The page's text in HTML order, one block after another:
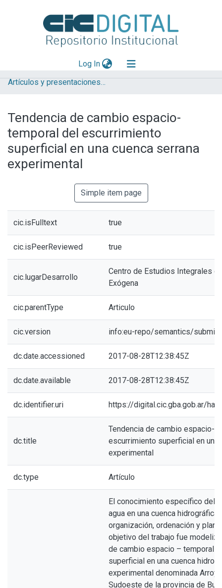
Log In(current)
Explorar
Aportar material
Statistics
Artículos y presentaciones en Congresos
Tendencia de cambio espacio-
temporal del escurrimiento
superficial en una cuenca serrana
experimental
Simple item page
cic.isFulltext true
cic.isPeerReviewed true
cic.lugarDesarrollo
Centro de Estudios Integrales
Exógena
cic.parentType Articulo
cic.version info:eu-repo/semantics/
dc.date.accessioned 2017-08-28T12:38:45Z
dc.date.available 2017-08-28T12:38:45Z
dc.identifier.uri https://digital.cic.gba.gob.ar/
dc.title
Tendencia de cambio espacio-
escurrimiento superficial en una
experimental
dc.type Artículo
El conocimiento específico del
agua en una cuenca hidrográfica
organización, ordenación y
objetivo del trabajo fue
de cambio espacio – temporal
superficial en una cuenca
experimental denominada
Sudoeste de la provincia de